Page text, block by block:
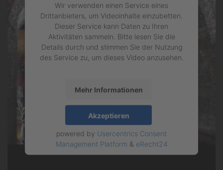
Wir verwenden einen Service eines
Drittanbieters, um Videoinhalte einzubetten.
Dieser Service kann Daten zu Ihren
Aktivitäten sammeln. Bitte lesen Sie die
Details durch und stimmen Sie der Nutzung
des Service zu, um dieses Video anzusehen.
Mehr Informationen
Akzeptieren
powered by Usercentrics Consent
Management Platform & eRecht24